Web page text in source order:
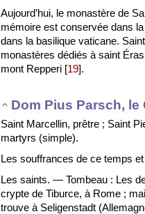
Aujourd’hui, le monastère de
mémoire est conservée dans
dans la basilique vaticane.
monastères dédiés à saint
mont Repperi [19].
Dom Pius Parsch, le
Saint Marcellin, prêtre ; Saint
martyrs (simple).
Les souffrances de ce temps
Les saints. — Tombeau : Les
crypte de Tiburce, à Rome ;
trouve à Seligenstadt